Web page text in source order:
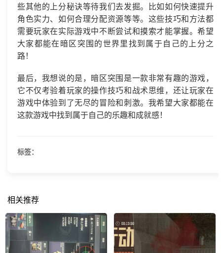
些其他的上分秘诀等待我们去发掘。比如如何快速提升
角色实力、如何合理分配资源等等。这些技巧和方法都
需要玩家在实际游戏中不断尝试和摸索才能掌握。希望
大家都能在暗区突围的世界里找到属于自己的上分之
路！
最后，我想说的是，暗区突围是一款非常有趣的游戏，
它不仅考验着玩家的操作技巧和战术思维，还让玩家在
游戏中体验到了无尽的冒险和刺激。我希望大家都能在
这款游戏中找到属于自己的乐趣和成就感！
标签：
相关推荐